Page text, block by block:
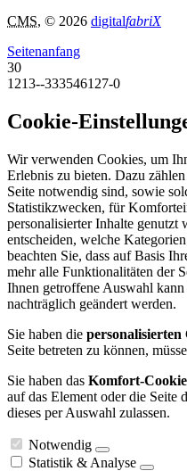
CMS, © 2026 digitalfabriX
Seitenanfang
30
1213--333546127-0
Cookie-
Wir verwenden Cookies, um
Erlebnis zu bieten. Dazu
Seite notwendig sind, sowie
Statistikzwecken, für
personalisierter Inhalte genutzt
entscheiden, welche
beachten Sie, dass auf Basis
mehr alle Funktionalitäten der
Ihnen getroffene Auswahl
nachträglich geändert werden.
Sie haben die personalisierten
Seite betreten zu können,
Sie haben das Komfort-Cookie
auf das Element oder die Seite
dieses per Auswahl zulassen.
Notwendig
Statistik & Analyse